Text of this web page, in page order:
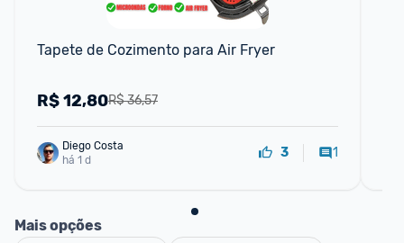
Tapete de Cozimento para Air Fryer
R$ 36,57
R$12,80
Diego Costa
há 1 d
3 1
Mais opções